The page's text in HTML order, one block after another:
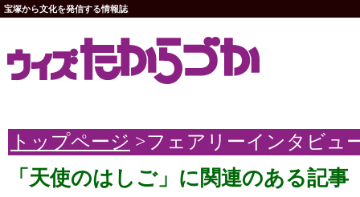
宝塚から文化を発信する情報誌
トップページ >フェアリーインタビュ
「天使のはしご」に関連のある記事